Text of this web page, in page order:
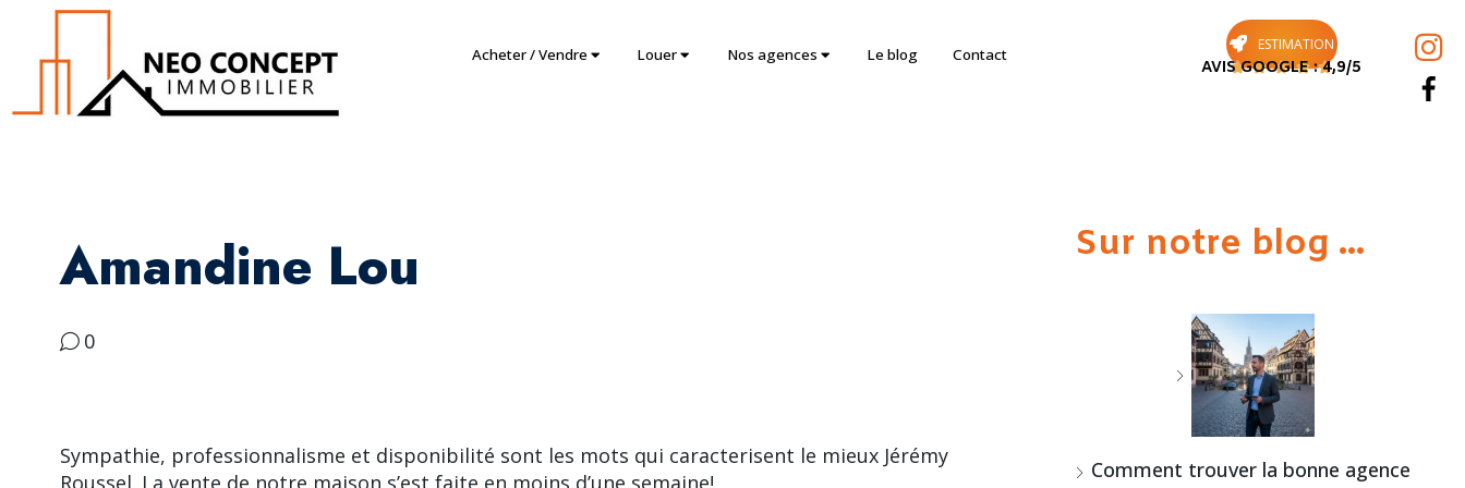
Acheter / Vendre Louer Nos agences Le blog Contact
ESTIMATION
    
AVIS GOOGLE : 4,9/5
Amandine Lou
0
Sympathie, professionnalisme et disponibilité sont les mots qui caracterisent le mieux Jérémy
Roussel. La vente de notre maison s’est faite en moins d’une semaine!
Sur notre blog ...
Comment trouver la bonne agence